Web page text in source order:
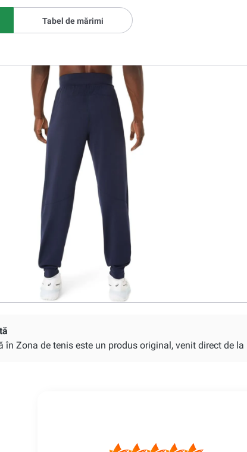
Tabel de mărimi
în Zona de tenis este un produs original, venit direct de